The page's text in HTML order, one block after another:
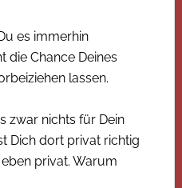
es immerhin
die Chance Deines
lassen.
zwar nichts für Dein
Dich dort privat richtig
privat. Warum